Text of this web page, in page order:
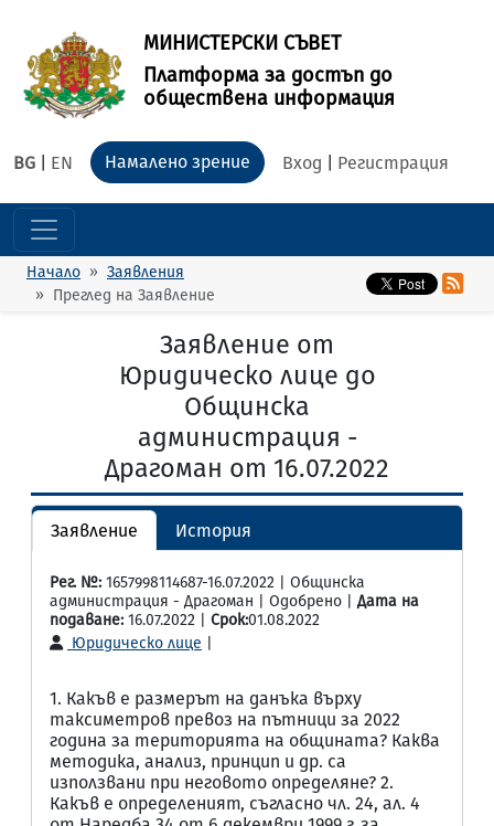
МИНИСТЕРСКИ СЪВЕТ
Платформа за достъп до
обществена информация
BG EN Вход Регистрация
Намалено зрение
Начало
Заявления
Преглед на Заявление
Заявление от
Юридическо лице до
Общинска
администрация -
Драгоман от 16.07.2022
Заявление История
Рег. №: 1657998114687-16.07.2022 | Общинска
администрация - Драгоман | Одобрено | Дата на
подаване: 16.07.2022 | Срок:01.08.2022
Юридическо лице
1. Какъв е размерът на данъка върху
таксиметров превоз на пътници за 2022
година за територията на общината? Каква
методика, анализ, принцип и др. са
използвани при неговото определяне? 2.
Какъв е определеният, съгласно чл. 24, ал. 4